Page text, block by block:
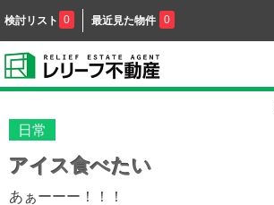
検討リスト 0 最近見た物件 0
日常
アイス食べたい
あぁーーー！！！